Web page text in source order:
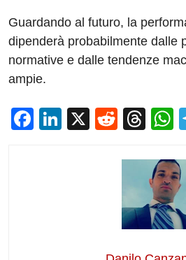
Guardando al futuro, la
dipenderà probabilmente dalle
normative e dalle tendenze
ampie.
F
Li
X
R
d
di
t
T
e
a
d
s
s
p
p